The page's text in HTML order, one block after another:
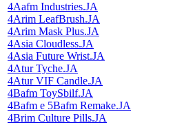
4Aafm Industries.JA
4Arim LeafBrush.JA
4Arim Mask Plus.JA
4Asia Cloudless.JA
4Asia Future Wrist.JA
4Atur Tyche.JA
4Atur VIF Candle.JA
4Bafm ToySbilf.JA
4Bafm e 5Bafm Remake.JA
4Brim Culture Pills.JA